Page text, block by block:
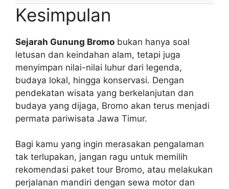
Kesimpulan
Sejarah Gunung Bromo bukan hanya soal
letusan dan keindahan alam, tetapi juga
menyimpan nilai-nilai luhur dari legenda,
budaya lokal, hingga konservasi. Dengan
pendekatan wisata yang berkelanjutan dan
budaya yang dijaga, Bromo akan terus menjadi
permata pariwisata Jawa Timur.
Bagi kamu yang ingin merasakan pengalaman
tak terlupakan, jangan ragu untuk memilih
rekomendasi paket tour Bromo, atau melakukan
perjalanan mandiri dengan sewa motor dan